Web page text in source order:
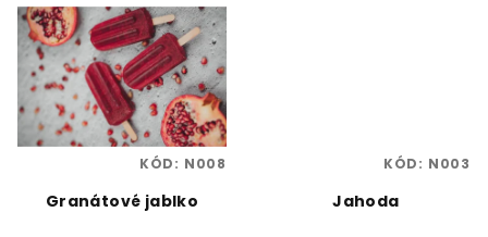
Granátové jablko
KÓD: N008
Jahoda
KÓD: N003